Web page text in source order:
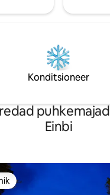
Konditsioneer
Einbi